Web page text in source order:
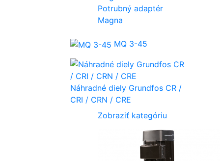
Potrubný adaptér
Magna
MQ 3-45
Náhradné diely Grundfos CR /
CRI / CRN / CRE
Zobraziť kategóriu